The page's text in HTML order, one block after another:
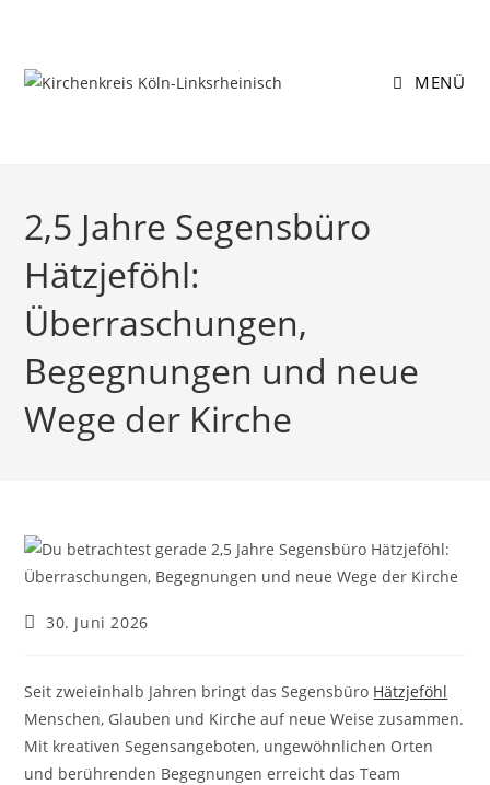
springen
MENÜ
2,5 Jahre Segensbüro
Hätzjeföhl:
Überraschungen,
Begegnungen und neue
Wege der Kirche
Beitrag
30. Juni 2026
Seit zweieinhalb Jahren bringt das Segensbüro Hätzjeföhl
Menschen, Glauben und Kirche auf neue Weise zusammen.
Mit kreativen Segensangeboten, ungewöhnlichen Orten
und berührenden Begegnungen erreicht das Team